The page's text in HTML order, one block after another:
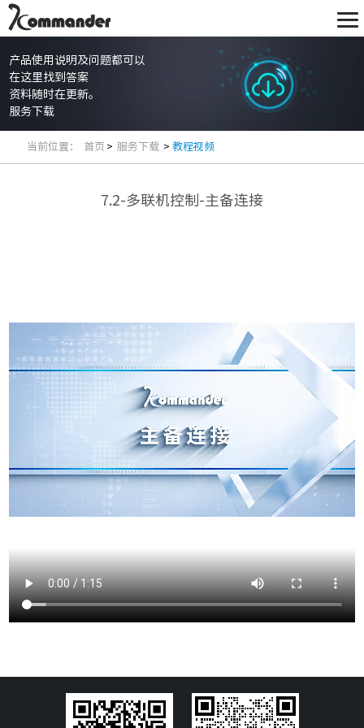
产品使用说明及问题都可以
在这里找到答案
资料随时在更新。
服务下载
当前位置： 首页 > 服务下载 >教程视频
7.2-多联机控制-主备连接